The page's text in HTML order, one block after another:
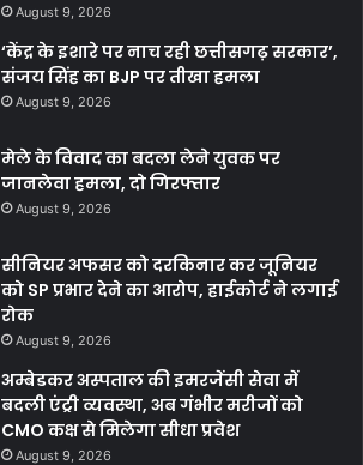
August 9, 2026
‘केंद्र के इशारे पर नाच रही छत्तीसगढ़ सरकार’,
संजय सिंह का BJP पर तीखा हमला
August 9, 2026
मेले के विवाद का बदला लेने युवक पर
जानलेवा हमला, दो गिरफ्तार
August 9, 2026
सीनियर अफसर को दरकिनार कर जूनियर
को SP प्रभार देने का आरोप, हाईकोर्ट ने लगाई
रोक
August 9, 2026
अम्बेडकर अस्पताल की इमरजेंसी सेवा में
बदली एंट्री व्यवस्था, अब गंभीर मरीजों को
CMO कक्ष से मिलेगा सीधा प्रवेश
August 9, 2026